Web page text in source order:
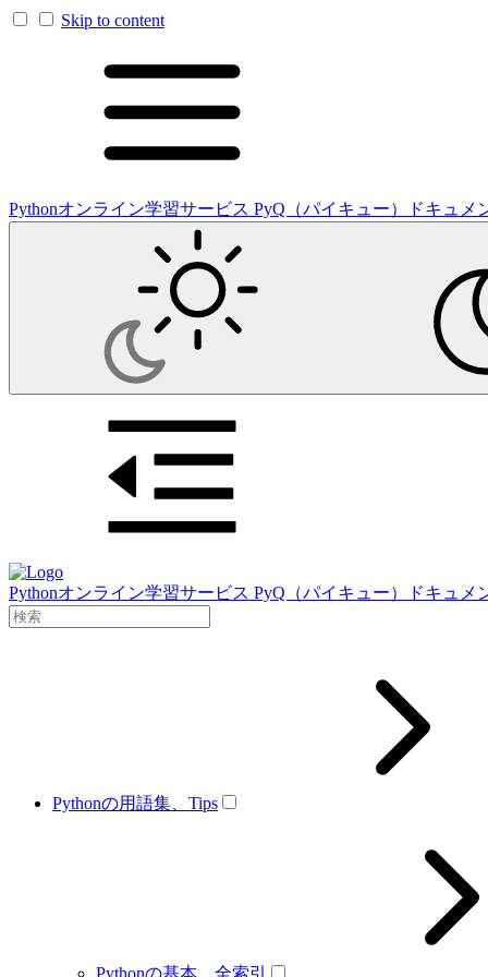
Skip to content
Pythonオンライン学習サービス PyQ（パイキュー）ドキュメ
Pythonオンライン学習サービス PyQ（パイキュー）ドキュメ
Pythonの用語集、Tips
Pythonの基本、全索引